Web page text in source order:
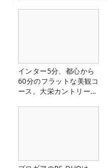
インター5分、都心から
60分のフラットな美観コ
ース。大栄カントリー俱